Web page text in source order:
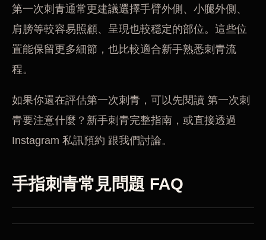
第一次刺青通常更建議選擇手臂外側、小腿外側、
肩膀等較容易照顧、呈現也較穩定的部位。這些位
置能保留更多細節，也比較適合新手熟悉刺青流
程。
如果你還在評估第一次刺青，可以先閱讀 第一次刺
青要注意什麼？新手刺青完整指南 ，或直接透過
Instagram 私訊預約 跟我們討論。
手指刺青常見問題 FAQ